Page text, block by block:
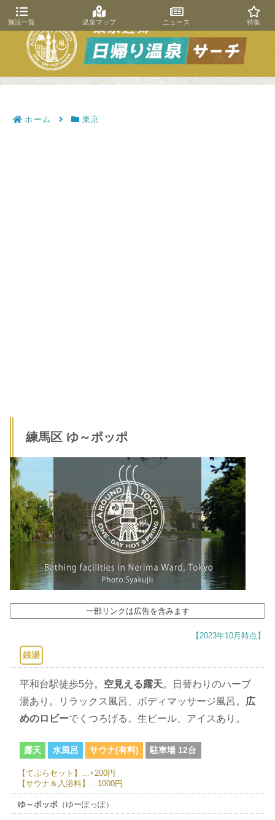
ホーム 東京
練馬区 ゆ～ポッポ
一部リンクは広告を含みます
【2023年10月時点】
銭湯
平和台駅徒歩5分。 空見える露天。日替わりのハーブ
湯あり。リラックス風呂、ボディマッサージ風呂。 広
めのロビーでくつろげる。生ビール、アイスあり。
露天 水風呂 サウナ(有料) 駐車場 12台
【てぶらセット】…+200円
【サウナ＆入浴料】…1000円
ゆ～ポッポ（ゆーぽっぽ）
施設一覧 温泉マップ ニュース 特集